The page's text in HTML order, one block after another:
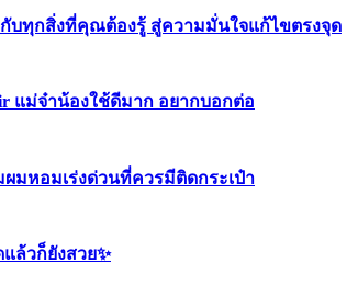
กับทุกสิ่งที่คุณต้องรู้ สู่ความมั่นใจแก้ไขตรงจุด
แม่จ๋าน้องใช้ดีมาก อยากบอกต่อ
มหอมเร่งด่วนที่ควรมีติดกระเป๋า
ล้วก็ยังสวย✨